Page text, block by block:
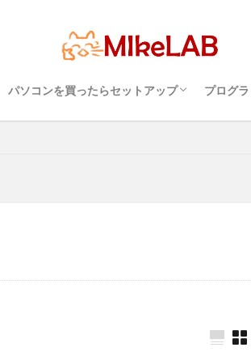
パソコンを買ったらセットアップ
超初心者のパソコンの選び方（３）・・・知
超初心者のパソコンの選び方（１）・・・
超初心者のパソコンの選び方（２）・・・快
プログ
プログ
パソコ
Visual
タッチ
っておこうスペック
Windows？それとも Mac？
適に使うためのPC性能選び 境
めざせ
ブラインドタッチ PC選択 ウィルス対策